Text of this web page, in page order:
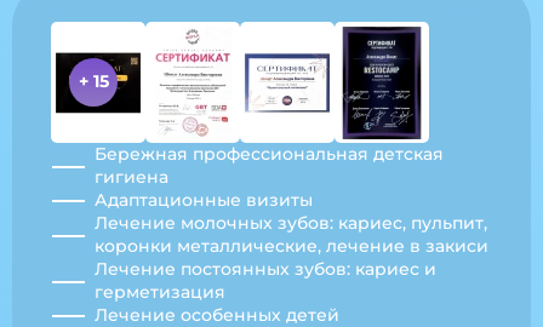
+ 15
Бережная профессиональная детская
гигиена
Адаптационные визиты
Лечение молочных зубов: кариес, пульпит,
коронки металлические, лечение в закиси
Лечение постоянных зубов: кариес и
герметизация
Лечение особенных детей